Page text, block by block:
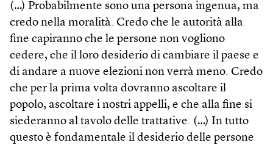
(…) Probabilmente sono una persona ingenua, ma
credo nella moralità. Credo che le autorità alla
fine capiranno che le persone non vogliono
cedere, che il loro desiderio di cambiare il paese e
di andare a nuove elezioni non verrà meno. Credo
che per la prima volta dovranno ascoltare il
popolo, ascoltare i nostri appelli, e che alla fine si
siederanno al tavolo delle trattative. (…) In tutto
questo è fondamentale il desiderio delle persone